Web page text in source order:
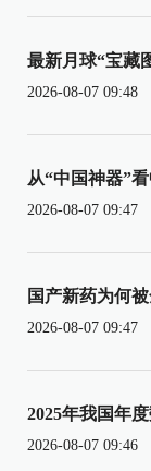
最新月球“宝藏
2026-08-07 09:48
从“中国神器”
2026-08-07 09:47
国产新药为何
2026-08-07 09:47
2025年我国年
2026-08-07 09:46